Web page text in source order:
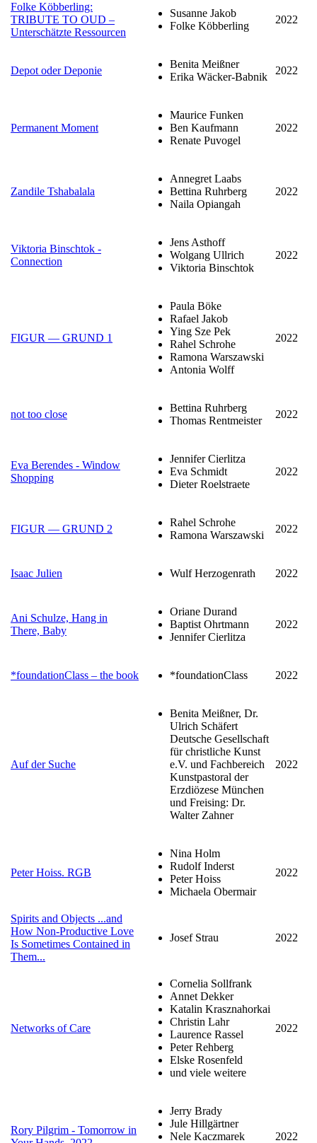
Folke Köbberling:
TRIBUTE TO OUD –
Unterschätzte Ressourcen
Susanne Jakob
Folke Köbberling
2022
Depot oder Deponie
Benita Meißner
Erika Wäcker-Babnik
2022
Permanent Moment
Maurice Funken
Ben Kaufmann
Renate Puvogel
2022
Zandile Tshabalala
Annegret Laabs
Bettina Ruhrberg
Naila Opiangah
2022
Viktoria Binschtok -
Connection
Jens Asthoff
Wolgang Ullrich
Viktoria Binschtok
2022
FIGUR — GRUND 1
Paula Böke
Rafael Jakob
Ying Sze Pek
Rahel Schrohe
Ramona Warszawski
Antonia Wolff
2022
not too close
Bettina Ruhrberg
Thomas Rentmeister
2022
Eva Berendes - Window
Shopping
Jennifer Cierlitza
Eva Schmidt
Dieter Roelstraete
2022
FIGUR — GRUND 2
Rahel Schrohe
Ramona Warszawski
2022
Isaac Julien Wulf Herzogenrath 2022
Ani Schulze, Hang in
There, Baby
Oriane Durand
Baptist Ohrtmann
Jennifer Cierlitza
2022
*foundationClass – the book *foundationClass 2022
Auf der Suche
Benita Meißner, Dr.
Ulrich Schäfert
Deutsche Gesellschaft
für christliche Kunst
e.V. und Fachbereich
Kunstpastoral der
Erzdiözese München
und Freising: Dr.
Walter Zahner
2022
Peter Hoiss. RGB
Nina Holm
Rudolf Inderst
Peter Hoiss
Michaela Obermair
2022
Spirits and Objects ...and
How Non-Productive Love
Is Sometimes Contained in
Them...
Josef Strau 2022
Networks of Care
Cornelia Sollfrank
Annet Dekker
Katalin Krasznahorkai
Christin Lahr
Laurence Rassel
Peter Rehberg
Elske Rosenfeld
und viele weitere
2022
Rory Pilgrim - Tomorrow in
Jerry Brady
Jule Hillgärtner
Nele Kaczmarek
2022